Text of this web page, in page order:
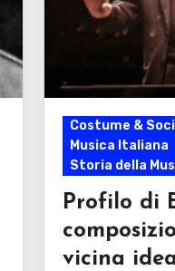
Costume &
Musica Italiana
Storia della
Profilo di
vicina